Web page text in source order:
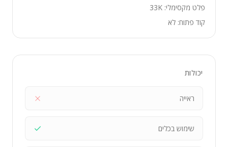
פלט מקסימלי: 33K
קוד פתוח: לא
יכולות
ראייה
שימוש בכלים